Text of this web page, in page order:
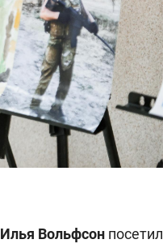
Илья Вольфсон посетил